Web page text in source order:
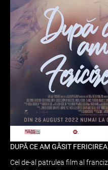
DUPĂ CE AM GĂSIT FERICIREA
Cel de-al patrulea film al